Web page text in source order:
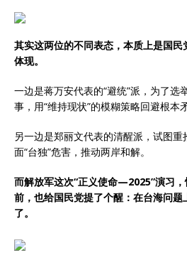
其实这两位的不同表态，本质上是国
体现。
一边是蒋万安代表的“避统”派，为了选
事，用“维持现状”的模糊策略回避根本矛
另一边是郑丽文代表的清醒派，试图重
面“台独”危害，推动两岸和解。
而解放军这次“正义使命—2025”演习
前，也给国民党提了个醒：在台海问
了。